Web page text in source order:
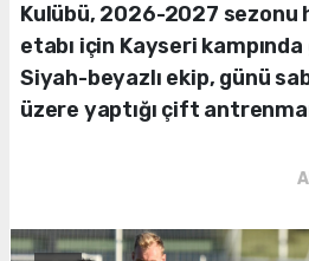
Kulübü, 2026-2027 sezonu
etabı için Kayseri
Siyah-beyazlı ekip, günü
üzere yaptığı çift